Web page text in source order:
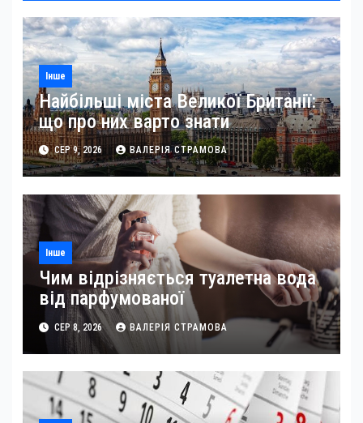
Інше
Найбільші міста Великої Британії:
що про них варто знати
СЕР 9, 2026 ВАЛЕРІЯ СТРАМОВА
Інше
Чим відрізняється туалетна вода
від парфумованої
СЕР 8, 2026 ВАЛЕРІЯ СТРАМОВА